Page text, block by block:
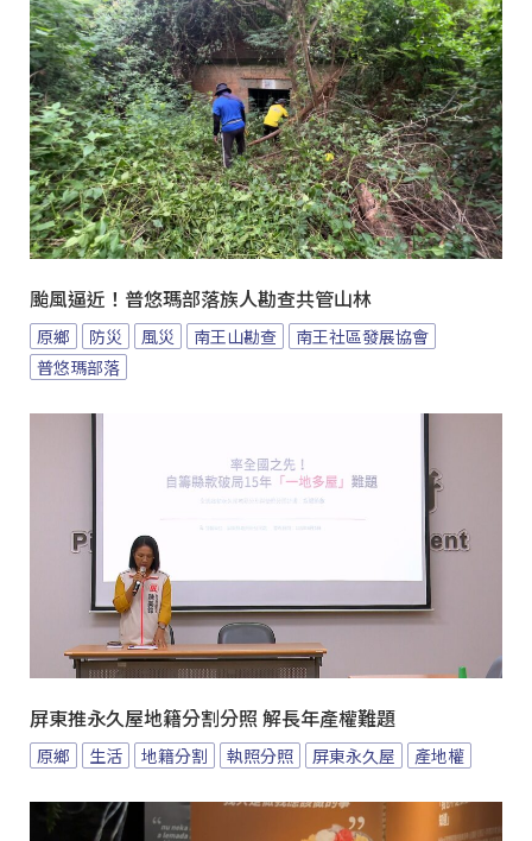
颱風逼近！普悠瑪部落族人勘查共管山林
原鄉 防災 風災 南王山勘查
南王社區發展協會
普悠瑪部落
屏東推永久屋地籍分割分照 解長年產權難題
原鄉 生活 地籍分割 執照分照 屏東永久屋 產地權